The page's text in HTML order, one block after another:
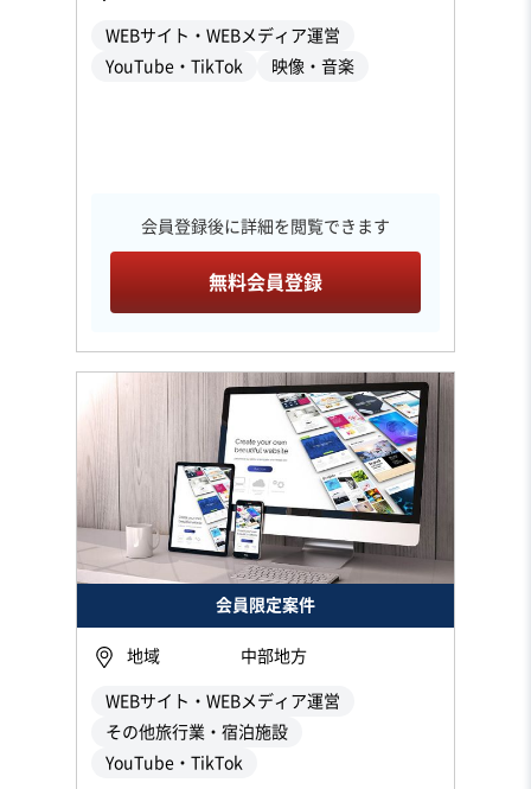
WEBサイト・WEBメディア運営
YouTube・TikTok
映像・音楽
会員登録後に詳細を閲覧できます
無料会員登録
会員限定案件
地域 中部地方
WEBサイト・WEBメディア運営
その他旅行業・宿泊施設
YouTube・TikTok